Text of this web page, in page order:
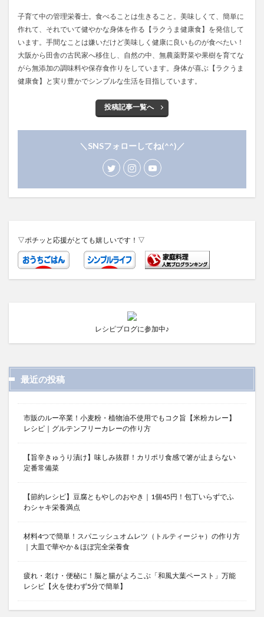
子育て中の管理栄養士。食べることは生きること。美味しくて、簡単に
作れて、それでいて健やかな身体を作る【ラクうま健康食】を発信して
います。手間なことは嫌いだけど美味しく健康に良いものが食べたい！
大阪から田舎の古民家へ移住し、自然の中、無農薬野菜や果樹を育てな
がら無添加の調味料や保存食作りをしています。身体が喜ぶ【ラクうま
健康食】と実り豊かでシンプルな生活を目指しています。
投稿記事一覧へ
＼SNSフォローしてね(^^)／
▽ポチッと応援がとても嬉しいです！▽
レシピブログに参加中♪
最近の投稿
市販のルー卒業！小麦粉・植物油不使用でもコク旨【米粉カレー】
レシピ｜グルテンフリーカレーの作り方
【旨辛きゅうり漬け】味しみ抜群！カリポリ食感で箸が止まらない
定番常備菜
【節約レシピ】豆腐ともやしのおやき｜1個45円！包丁いらずでふ
わシャキ栄養満点
材料4つで簡単！スパニッシュオムレツ（トルティージャ）の作り方
｜大皿で華やか＆ほぼ完全栄養食
疲れ・老け・便秘に！脳と腸がよろこぶ「和風大葉ペースト」万能
レシピ【火を使わず5分で簡単】